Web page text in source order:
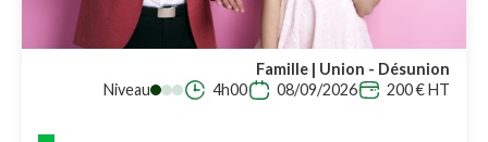
Famille | Union - Désunion
Niveau
4h00 08/09/2026 200 € HT